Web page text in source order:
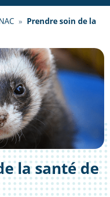
» Prendre soin de la
la santé de